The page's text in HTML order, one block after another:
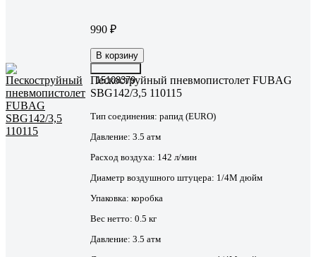
990 ₽
В корзину
15108379
Пескоструйный пневмопистолет FUBAG
SBG142/3,5 110115
Тип соединения: рапид (EURO)
Давление: 3.5 атм
Расход воздуха: 142 л/мин
Диаметр воздушного штуцера: 1/4М дюйм
Упаковка: коробка
Вес нетто: 0.5 кг
Давление: 3.5 атм